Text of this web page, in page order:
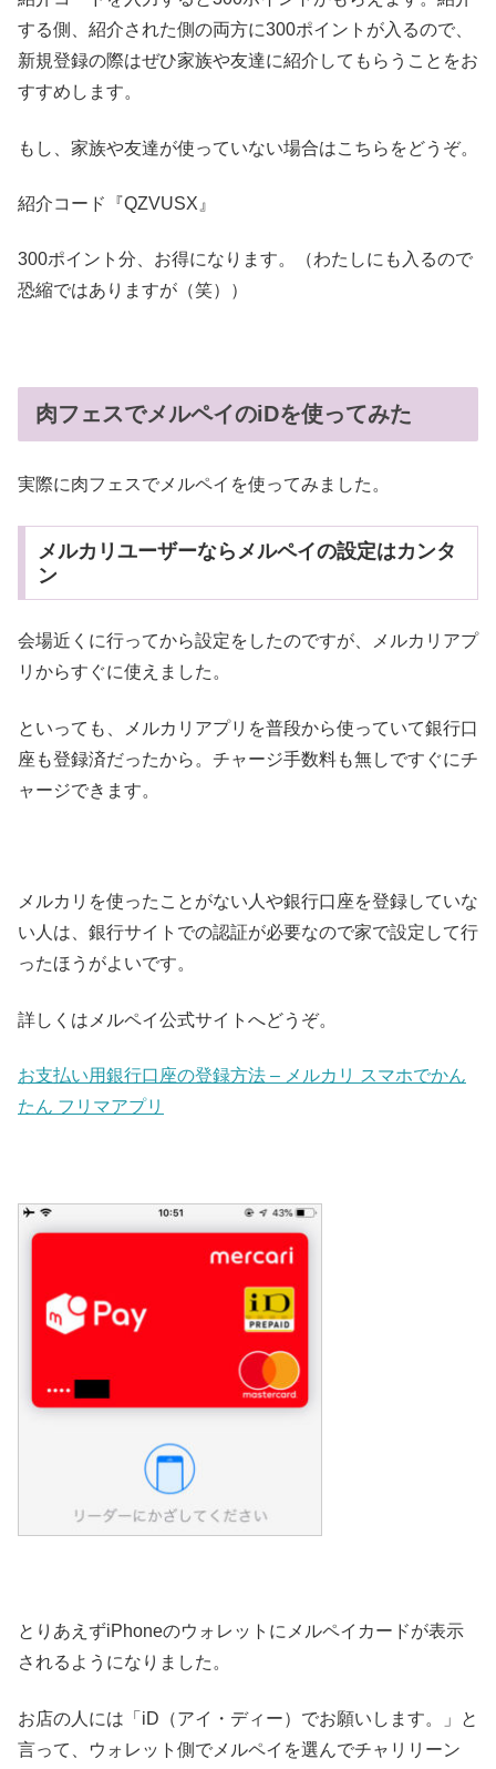
する側、紹介された側の両方に300ポイントが入るので、
新規登録の際はぜひ家族や友達に紹介してもらうことをお
すすめします。
もし、家族や友達が使っていない場合はこちらをどうぞ。
紹介コード『QZVUSX』
300ポイント分、お得になります。（わたしにも入るので
恐縮ではありますが（笑））
肉フェスでメルペイのiDを使ってみた
実際に肉フェスでメルペイを使ってみました。
メルカリユーザーならメルペイの設定はカンタ
ン
会場近くに行ってから設定をしたのですが、メルカリアプ
リからすぐに使えました。
といっても、メルカリアプリを普段から使っていて銀行口
座も登録済だったから。チャージ手数料も無しですぐにチ
ャージできます。
メルカリを使ったことがない人や銀行口座を登録していな
い人は、銀行サイトでの認証が必要なので家で設定して行
ったほうがよいです。
詳しくはメルペイ公式サイトへどうぞ。
お支払い用銀行口座の登録方法 – メルカリ スマホでかん
たん フリマアプリ
とりあえずiPhoneのウォレットにメルペイカードが表示
されるようになりました。
お店の人には「iD（アイ・ディー）でお願いします。」と
言って、ウォレット側でメルペイを選んでチャリリーン